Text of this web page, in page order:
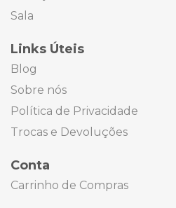
Sala
Links Úteis
Blog
Sobre nós
Política de Privacidade
Trocas e Devoluções
Conta
Carrinho de Compras